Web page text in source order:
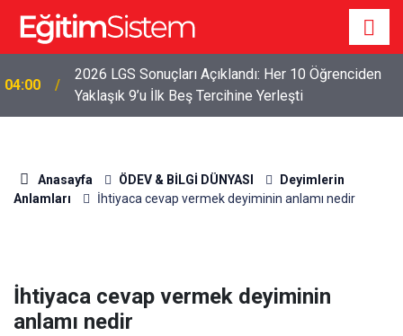
04:00
2026 LGS Sonuçları Açıklandı: Her 10 Öğrenciden
Yaklaşık 9’u İlk Beş Tercihine Yerleşti
Anasayfa ÖDEV & BİLGİ DÜNYASI
Deyimlerin
Anlamları
İhtiyaca cevap vermek deyiminin anlamı nedir
İhtiyaca cevap vermek deyiminin
anlamı nedir